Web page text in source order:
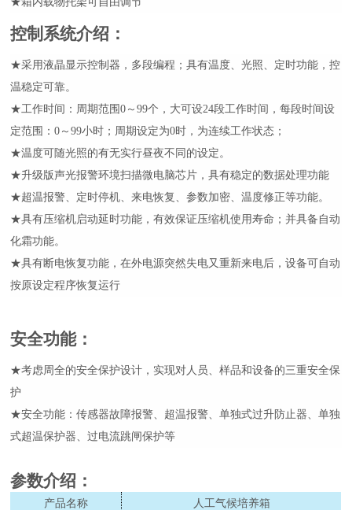
控制系统介绍 ：
★采用液晶显示控制器，多段编程；具有温度、光照、定时功能，控
温稳定可靠。
★工作时间：周期范围0～99个，大可设24段工作时间，每段时间设
定范围：0～99小时；周期设定为0时，为连续工作状态；
★温度可随光照的有无实行昼夜不同的设定。
★升级版声光报警环境扫描微电脑芯片，具有稳定的数据处理功能
★超温报警、定时停机、来电恢复、参数加密、温度修正等功能。
★具有压缩机启动延时功能，有效保证压缩机使用寿命；并具备自动
化霜功能。
★具有断电恢复功能，在外电源突然失电又重新来电后，设备可自动
按原设定程序恢复运行
安全功能：
★考虑周全的安全保护设计，实现对人员、样品和设备的三重安全保
护
★安全功能：传感器故障报警、超温报警、单独式过升防止器、单独
式超温保护器、过电流跳闸保护等
参数介绍 ：
产品名称
人工气候培养箱